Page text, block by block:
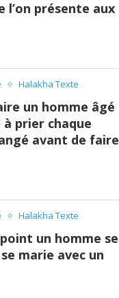
présente aux
Halakha Texte
un homme âgé
prier chaque
avant de faire
Halakha Texte
un homme se
marie avec un